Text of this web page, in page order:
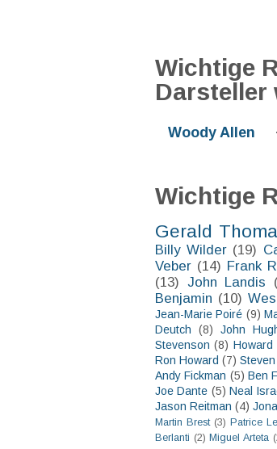
Wichtige
Darsteller
Woody Allen
Wichtige
Gerald
Billy Wilder (19)
Veber (14) Frank
(13) John Landis
Benjamin (10)
Jean-Marie Poiré (9)
Deutch
(8) John
Stevenson (8) Howard
Ron Howard (7) Steven
Andy Fickman (5) Ben
Joe Dante (5) Neal
Jason Reitman (4)
Martin Brest (3) Patrice
Berlanti (2) Miguel Arteta